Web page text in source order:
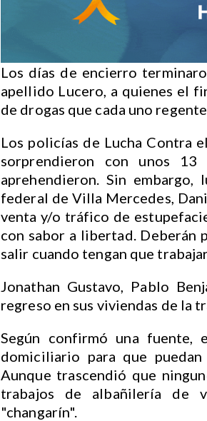
Los días de encierro
apellido Lucero, a quienes el
de drogas que cada uno
Los policías de Lucha Contra
sorprendieron con unos
aprehendieron. Sin
federal de Villa Mercedes,
venta y/o tráfico de
con sabor a libertad. Deberán
salir cuando tengan que
Jonathan Gustavo, Pablo
regreso en sus viviendas de la
Según confirmó una fuente,
domiciliario para que
Aunque trascendió que
trabajos de albañilería de
"changarín".